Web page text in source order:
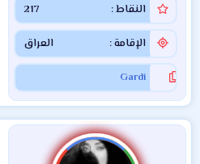
النقاط 217
الإقامة العراق
Gardi